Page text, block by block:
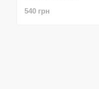
540 грн